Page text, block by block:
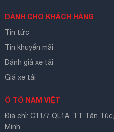
DÀNH CHO KHÁCH HÀNG
Tin tức
Tin khuyến mãi
Đánh giá xe tải
Giá xe tải
Ô TÔ NAM VIỆT
Địa chỉ: C11/7 QL1A, TT Tân
Minh